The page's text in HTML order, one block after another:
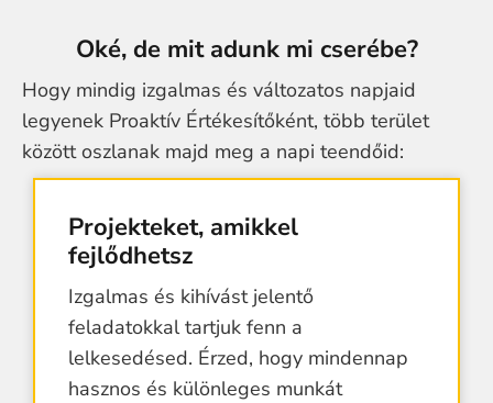
Oké, de mit adunk mi cserébe?
Hogy mindig izgalmas és változatos napjaid
legyenek Proaktív Értékesítőként, több terület
között oszlanak majd meg a napi teendőid:
Projekteket, amikkel
fejlődhetsz
Izgalmas és kihívást jelentő
feladatokkal tartjuk fenn a
lelkesedésed. Érzed, hogy mindennap
hasznos és különleges munkát